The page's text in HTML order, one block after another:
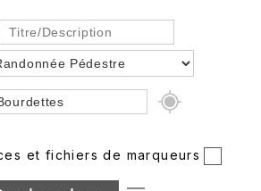
et fichiers de marqueurs